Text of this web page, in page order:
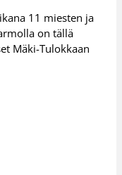
11 miesten ja
on tällä
Mäki-Tulokkaan